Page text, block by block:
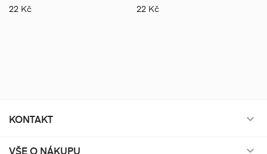
22 Kč
22 Kč
KONTAKT 
VŠE O NÁKUPU 